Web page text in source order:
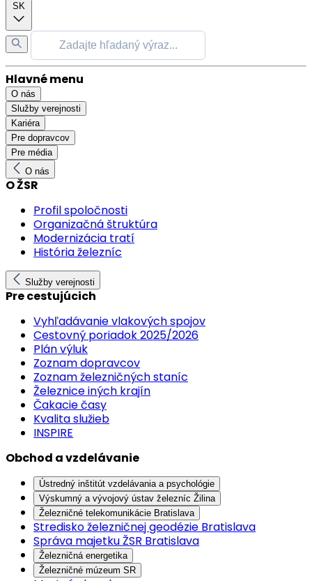
SK
Hlavné menu
O nás
Služby verejnosti
Kariéra
Pre dopravcov
Pre média
O nás
O ŽSR
Profil spoločnosti
Organizačná štruktúra
Modernizácia tratí
História železníc
Služby verejnosti
Pre cestujúcich
Vyhľadávanie vlakových spojov
Cestovný poriadok 2025/2026
Plán výluk
Zoznam dopravcov
Zoznam železničných staníc
Železnice iných krajín
Čakacie časy
Kvalita služieb
INSPIRE
Obchod a vzdelávanie
Ústredný inštitút vzdelávania a psychológie
Výskumný a vývojový ústav železníc Žilina
Železničné telekomunikácie Bratislava
Stredisko železničnej geodézie Bratislava
Správa majetku ŽSR Bratislava
Železničná energetika
Železničné múzeum SR